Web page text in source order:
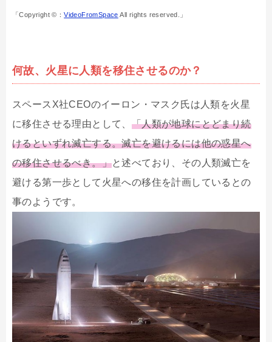
「Copyright ©：VideoFromSpace All rights reserved.」
何故、火星に人類を移住させるのか？
スペースX社CEOのイーロン・マスク氏は人類を火星
に移住させる理由として、 「人類が地球にとどまり続
けるといずれ滅亡する。滅亡を避けるには他の惑星へ
の移住させるべき。」と述べており、その人類滅亡を
避ける第一歩として火星への移住を計画しているとの
事のようです。